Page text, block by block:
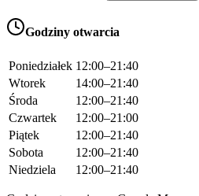
Godziny otwarcia
Poniedziałek 12:00–21:40
Wtorek
14:00–21:40
Środa
12:00–21:40
Czwartek
12:00–21:00
Piątek
12:00–21:40
Sobota
12:00–21:40
Niedziela
12:00–21:40